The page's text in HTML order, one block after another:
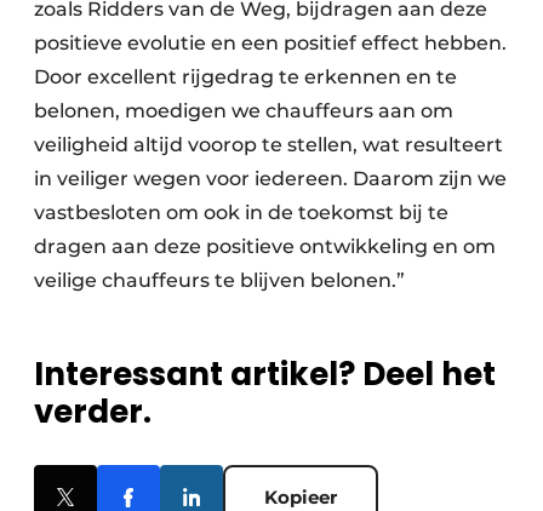
zoals Ridders van de Weg, bijdragen aan deze
positieve evolutie en een positief effect hebben.
Door excellent rijgedrag te erkennen en te
belonen, moedigen we chauffeurs aan om
veiligheid altijd voorop te stellen, wat resulteert
in veiliger wegen voor iedereen. Daarom zijn we
vastbesloten om ook in de toekomst bij te
dragen aan deze positieve ontwikkeling en om
veilige chauffeurs te blijven belonen.”
Interessant artikel? Deel het
verder.
Kopieer